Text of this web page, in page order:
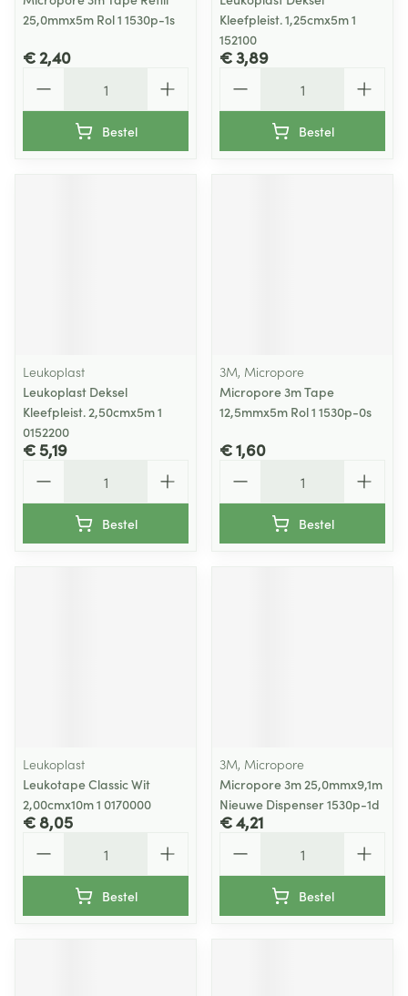
25,0mmx5m Rol 1 1530p-1s
€ 2,40
Bestel
Kleefpleist. 1,25cmx5m 1
152100
€ 3,89
Bestel
Leukoplast
Leukoplast Deksel
Kleefpleist. 2,50cmx5m 1
0152200
€ 5,19
Bestel
3M, Micropore
Micropore 3m Tape
12,5mmx5m Rol 1 1530p-0s
€ 1,60
Bestel
Leukoplast
Leukotape Classic Wit
2,00cmx10m 1 0170000
€ 8,05
Bestel
3M, Micropore
Micropore 3m 25,0mmx9,1m
Nieuwe Dispenser 1530p-1d
€ 4,21
Bestel